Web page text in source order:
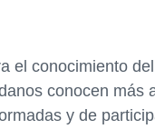
el conocimiento
conocen más
y de